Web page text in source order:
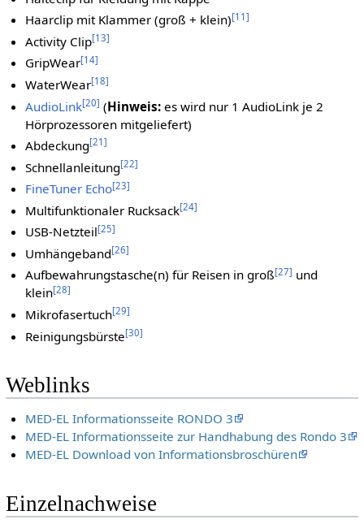
Haarclip mit Klammer (groß + klein)[11]
Activity Clip[13]
GripWear[14]
WaterWear[18]
AudioLink[20] (Hinweis: es wird nur 1 AudioLink je 2
Hörprozessoren mitgeliefert)
Abdeckung[21]
Schnellanleitung[22]
FineTuner Echo[23]
Multifunktionaler Rucksack[24]
USB-Netzteil[25]
Umhängeband[26]
Aufbewahrungstasche(n) für Reisen in groß[27] und
klein[28]
Mikrofasertuch[29]
Reinigungsbürste[30]
Weblinks
MED-EL Informationsseite RONDO 3
MED-EL Informationsseite zur Handhabung des Rondo 3
MED-EL Download von Informationsbroschüren
Einzelnachweise